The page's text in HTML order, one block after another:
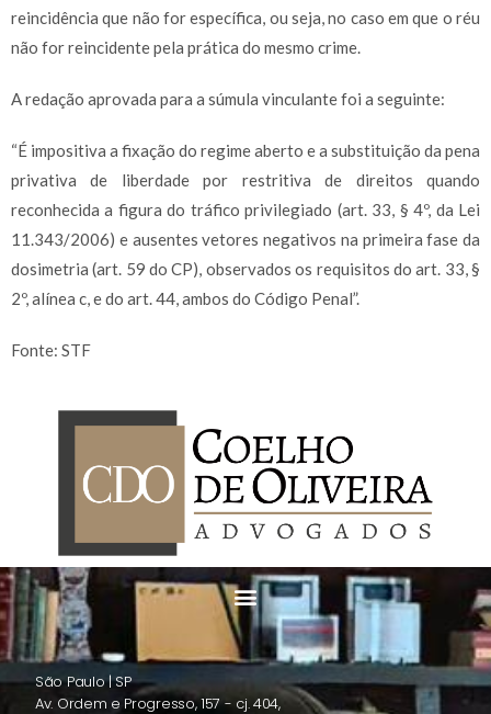
reincidência que não for específica, ou seja, no caso em que o réu
não for reincidente pela prática do mesmo crime.
A redação aprovada para a súmula vinculante foi a seguinte:
“É impositiva a fixação do regime aberto e a substituição da pena
privativa de liberdade por restritiva de direitos quando
reconhecida a figura do tráfico privilegiado (art. 33, § 4º, da Lei
11.343/2006) e ausentes vetores negativos na primeira fase da
dosimetria (art. 59 do CP), observados os requisitos do art. 33, §
2º, alínea c, e do art. 44, ambos do Código Penal”.
Fonte: STF
São Paulo | SP
Av. Ordem e Progresso, 157 - cj. 404,